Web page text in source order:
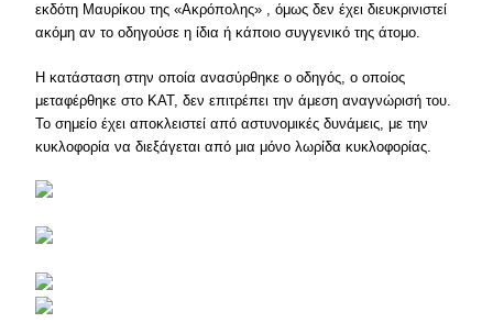
εκδότη Μαυρίκου της «Ακρόπολης» , όμως δεν έχει διευκρινιστεί
ακόμη αν το οδηγούσε η ίδια ή κάποιο συγγενικό της άτομο.
Η κατάσταση στην οποία ανασύρθηκε ο οδηγός, ο οποίος
μεταφέρθηκε στο ΚΑΤ, δεν επιτρέπει την άμεση αναγνώρισή του.
Το σημείο έχει αποκλειστεί από αστυνομικές δυνάμεις, με την
κυκλοφορία να διεξάγεται από μια μόνο λωρίδα κυκλοφορίας.